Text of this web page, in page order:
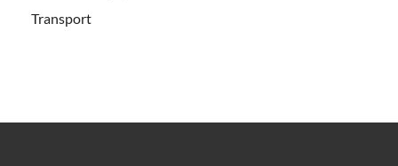
Transport